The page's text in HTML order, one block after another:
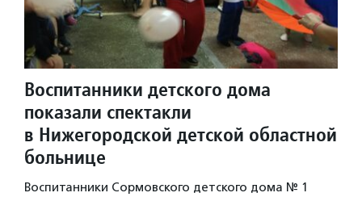
Воспитанники детского дома
показали спектакли
в Нижегородской детской областной
больнице
Воспитанники Сормовского детского дома № 1